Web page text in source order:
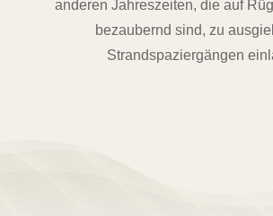
anderen Jahreszeiten, die auf
bezaubernd sind, zu
Strandspaziergängen